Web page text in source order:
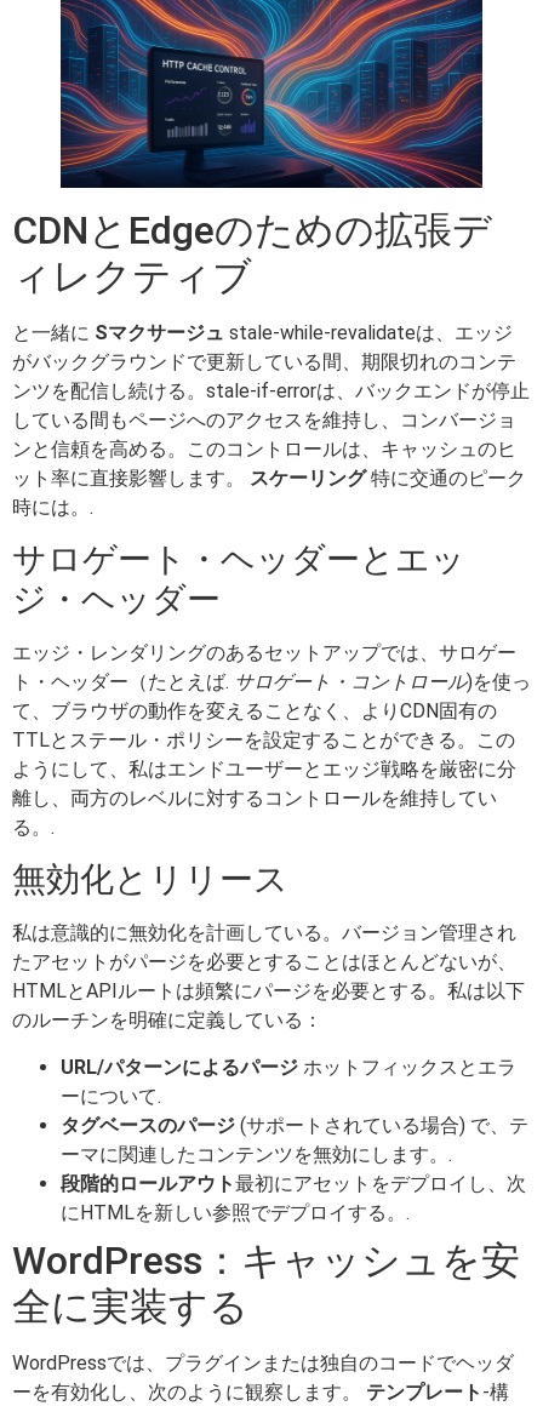
CDNとEdgeのための拡張デ
ィレクティブ
と一緒に Sマクサージュ stale-while-revalidateは、エッジ
がバックグラウンドで更新している間、期限切れのコンテ
ンツを配信し続ける。stale-if-errorは、バックエンドが停止
している間もページへのアクセスを維持し、コンバージョ
ンと信頼を高める。このコントロールは、キャッシュのヒ
ット率に直接影響します。
スケーリング特に交通のピーク
時には。.
サロゲート・ヘッダーとエッ
ジ・ヘッダー
エッジ・レンダリングのあるセットアップでは、サロゲー
ト・ヘッダー（たとえば. サロゲート・コントロール)を使っ
て、ブラウザの動作を変えることなく、よりCDN固有の
TTLとステール・ポリシーを設定することができる。この
ようにして、私はエンドユーザーとエッジ戦略を厳密に分
離し、両方のレベルに対するコントロールを維持してい
る。.
無効化とリリース
私は意識的に無効化を計画している。バージョン管理され
たアセットがパージを必要とすることはほとんどないが、
HTMLとAPIルートは頻繁にパージを必要とする。私は以下
のルーチンを明確に定義している：
URL/パターンによるパージ ホットフィックスとエラ
ーについて.
タグベースのパージ (サポートされている場合) で、テ
ーマに関連したコンテンツを無効にします。.
段階的ロールアウト最初にアセットをデプロイし、次
にHTMLを新しい参照でデプロイする。.
WordPress：キャッシュを安
全に実装する
WordPressでは、プラグインまたは独自のコードでヘッダ
ーを有効化し、次のように観察します。 テンプレート -構